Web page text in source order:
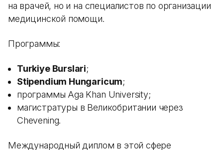
на врачей, но и на специалистов по организации
медицинской помощи.
Программы:
Turkiye Burslari;
Stipendium Hungaricum;
программы Aga Khan University;
магистратуры в Великобритании через
Chevening.
Международный диплом в этой сфере